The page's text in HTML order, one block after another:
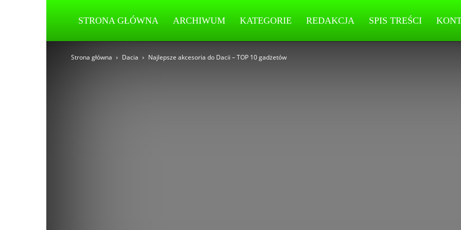
STRONA GŁÓWNA ARCHIWUM KATEGORIE REDAKCJA SPIS TREŚCI
Strona główna Dacia Najlepsze akcesoria do Dacii – TOP 10 gadżetów